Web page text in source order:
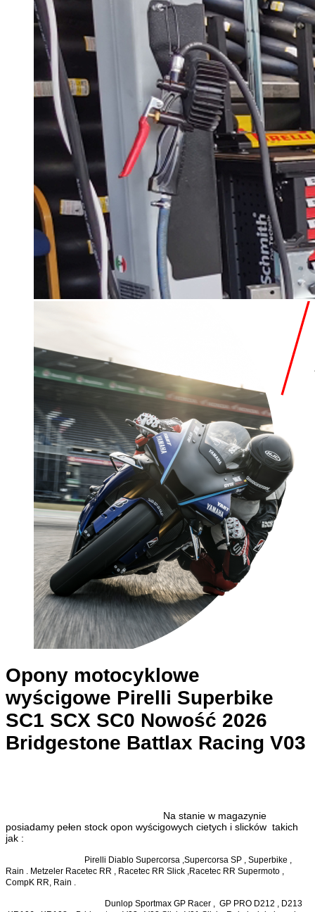
Opony motocyklowe
wyścigowe Pirelli Superbike
SC1 SCX SC0 Nowość 2026
Bridgestone Battlax Racing V03
Na stanie w magazynie
posiadamy pełen stock opon wyścigowych cietych i slicków takich
jak :
Pirelli Diablo Supercorsa ,Supercorsa SP , Superbike ,
Rain . Metzeler Racetec RR , Racetec RR Slick ,Racetec RR Supermoto ,
CompK RR, Rain .
Dunlop Sportmax GP Racer , GP PRO D212 , D213